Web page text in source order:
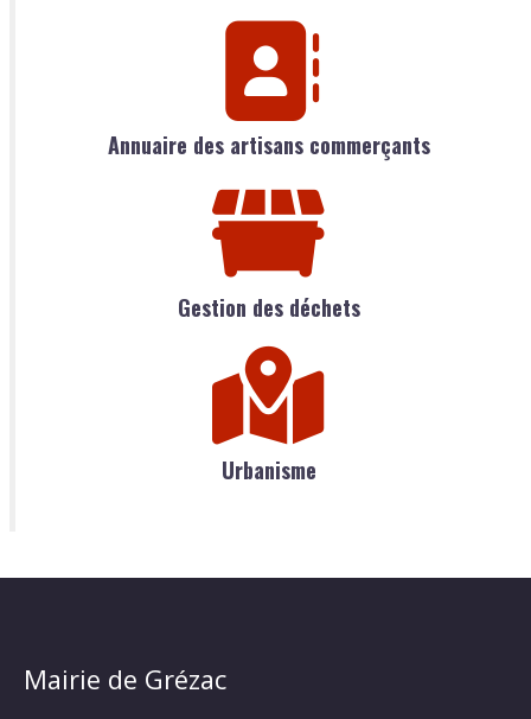
Annuaire des artisans commerçants
Gestion des déchets
Urbanisme
Mairie de Grézac